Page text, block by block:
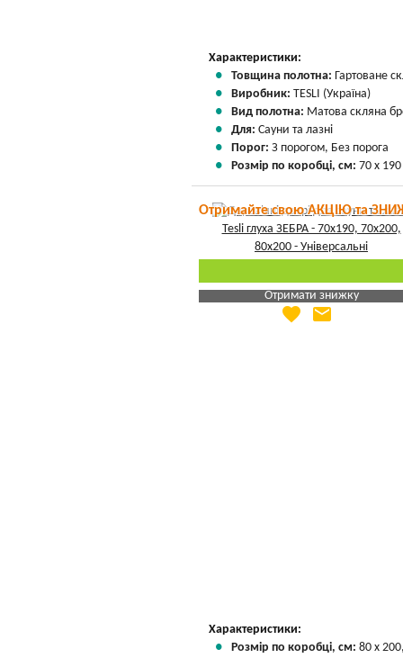
Характеристики:
Товщина полотна: Гартоване
Виробник: TESLI (Україна)
Вид полотна: Матова скляна
Для: Сауни та лазні
Порог: З порогом, Без порога
Розмір по коробці, см: 70 х 190
Отримайте свою АКЦІЮ та
Отримати знижку
Яка Ваша ціна
favorite email
Характеристики:
Розмір по коробці, см: 80 х